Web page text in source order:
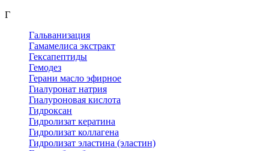
Г
Гальванизация
Гамамелиса экстракт
Гексапептиды
Гемодез
Герани масло эфирное
Гиалуронат натрия
Гиалуроновая кислота
Гидроксан
Гидролизат кератина
Гидролизат коллагена
Гидролизат эластина (эластин)